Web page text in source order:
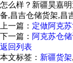
怎么样？新疆昊嘉
备,昌吉仓储货架,昌
上一篇： 定做阿克
下一篇： 阿克苏仓
返回列表
本文标签： 新疆货架,